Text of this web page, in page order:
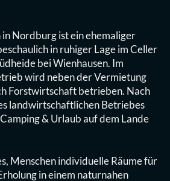
Nordburg ist ein ehemaliger
in ruhiger Lage im Celler
bei Wienhausen. Im
wird neben der Vermietung
Forstwirtschaft betrieben. Nach
landwirtschaftlichen Betriebes
& Urlaub auf dem Lande
Menschen individuelle Räume für
in einem naturnahen